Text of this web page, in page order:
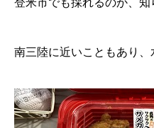
登米市でも採れるのか、知
南三陸に近いこともあり